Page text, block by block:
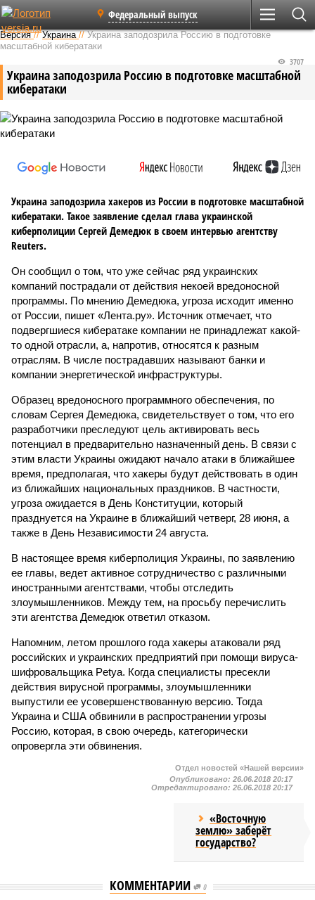
Федеральный выпуск
Версия //Украина //Украина заподозрила Россию в подготовке
масштабной кибератаки
Украина заподозрила Россию в подготовке масштабной
кибератаки
3707
Украина заподозрила хакеров из России в подготовке масштабной
кибератаки. Такое заявление сделал глава украинской
киберполиции Сергей Демедюк в своем интервью агентству
Reuters.
Он сообщил о том, что уже сейчас ряд украинских
компаний пострадали от действия некоей вредоносной
программы. По мнению Демедюка, угроза исходит именно
от России, пишет «Лента.ру». Источник отмечает, что
подвергшиеся кибератаке компании не принадлежат какой-
то одной отрасли, а, напротив, относятся к разным
отраслям. В числе пострадавших называют банки и
компании энергетической инфраструктуры.
Образец вредоносного программного обеспечения, по
словам Сергея Демедюка, свидетельствует о том, что его
разработчики преследуют цель активировать весь
потенциал в предварительно назначенный день. В связи с
этим власти Украины ожидают начало атаки в ближайшее
время, предполагая, что хакеры будут действовать в один
из ближайших национальных праздников. В частности,
угроза ожидается в День Конституции, который
празднуется на Украине в ближайший четверг, 28 июня, а
также в День Независимости 24 августа.
В настоящее время киберполиция Украины, по заявлению
ее главы, ведет активное сотрудничество с различными
иностранными агентствами, чтобы отследить
злоумышленников. Между тем, на просьбу перечислить
эти агентства Демедюк ответил отказом.
Напомним, летом прошлого года хакеры атаковали ряд
российских и украинских предприятий при помощи вируса-
шифровальщика Petya. Когда специалисты пресекли
действия вирусной программы, злоумышленники
выпустили ее усовершенствованную версию. Тогда
Украина и США обвинили в распространении угрозы
Россию, которая, в свою очередь, категорически
опровергла эти обвинения.
Отдел новостей «Нашей версии»
Опубликовано: 26.06.2018 20:17
Отредактировано: 26.06.2018 20:17
«Восточную
землю» заберёт
государство?
КОММЕНТАРИИ 0